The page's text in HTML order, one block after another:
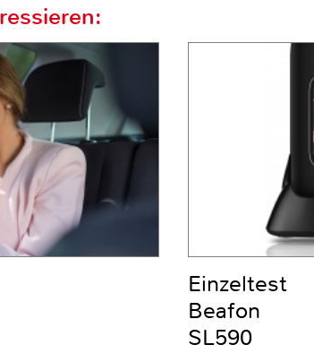
Einzeltest
Beafon
SL590